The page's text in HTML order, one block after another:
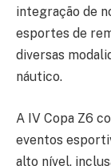
integração de
esportes de
diversas
náutico.
A IV Copa Z6
eventos
alto nível,